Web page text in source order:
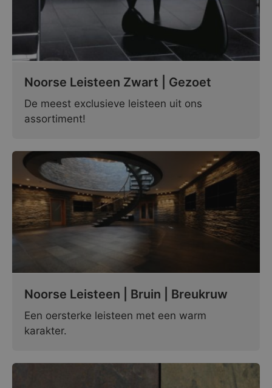
Noorse Leisteen Zwart | Gezoet
De meest exclusieve leisteen uit ons
assortiment!
Noorse Leisteen | Bruin | Breukruw
Een oersterke leisteen met een warm
karakter.